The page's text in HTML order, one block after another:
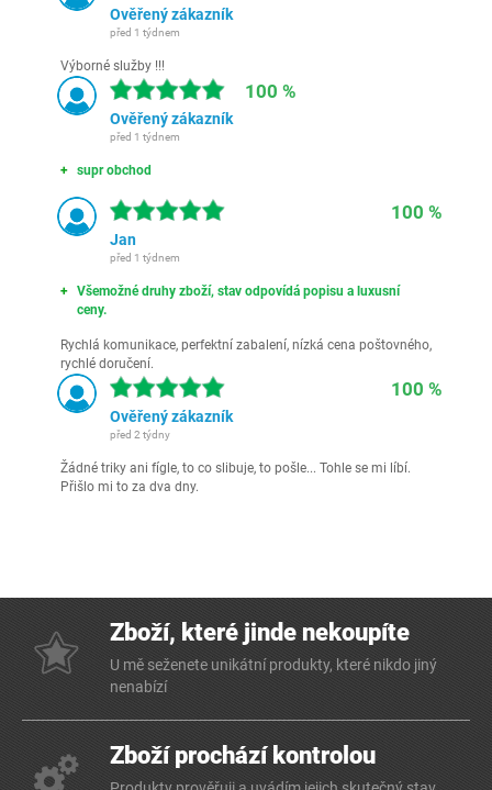
Ověřený zákazník
před 1 týdnem
Výborné služby !!!
100 %
Ověřený zákazník
před 1 týdnem
supr obchod
100 %
Jan
před 1 týdnem
Všemožné druhy zboží, stav odpovídá popisu a luxusní
ceny.
Rychlá komunikace, perfektní zabalení, nízká cena poštovného,
rychlé doručení.
100 %
Ověřený zákazník
před 2 týdny
Žádné triky ani fígle, to co slibuje, to pošle... Tohle se mi líbí.
Přišlo mi to za dva dny.
Zboží, které jinde nekoupíte
U mě seženete unikátní produkty, které nikdo jiný
nenabízí
Zboží prochází kontrolou